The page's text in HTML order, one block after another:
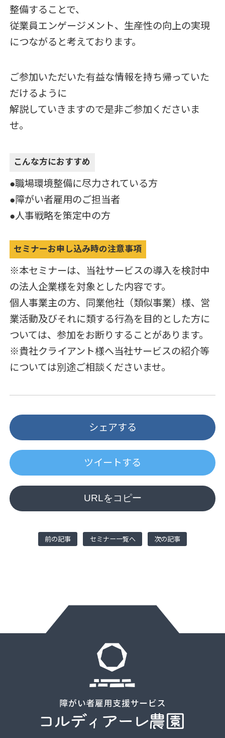
整備することで、
従業員エンゲージメント、生産性の向上の実現
につながると考えております。
ご参加いただいた有益な情報を持ち帰っていた
だけるように
解説していきますので是非ご参加くださいま
せ。
こんな方におすすめ
●職場環境整備に尽力されている方
●障がい者雇用のご担当者
●人事戦略を策定中の方
セミナーお申し込み時の注意事項
※本セミナーは、当社サービスの導入を検討中
の法人企業様を対象とした内容です。
個人事業主の方、同業他社（類似事業）様、営
業活動及びそれに類する行為を目的とした方に
ついては、参加をお断りすることがあります。
※貴社クライアント様へ当社サービスの紹介等
については別途ご相談くださいませ。
シェアする
ツイートする
URLをコピー
前の記事 セミナー一覧へ 次の記事